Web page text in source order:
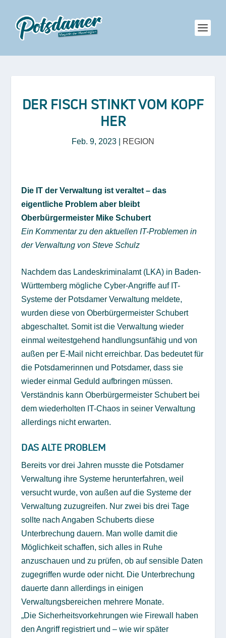
DER FISCH STINKT VOM KOPF
HER
Feb. 9, 2023 REGION
Die IT der Verwaltung ist veraltet – das
eigentliche Problem aber bleibt
Oberbürgermeister Mike Schubert
Ein Kommentar zu den aktuellen IT-Problemen in
der Verwaltung von Steve Schulz
Nachdem das Landeskriminalamt (LKA) in Baden-
Württemberg mögliche Cyber-Angriffe auf IT-
Systeme der Potsdamer Verwaltung meldete,
wurden diese von Oberbürgermeister Schubert
abgeschaltet. Somit ist die Verwaltung wieder
einmal weitestgehend handlungsunfähig und von
außen per E-Mail nicht erreichbar. Das bedeutet für
die Potsdamerinnen und Potsdamer, dass sie
wieder einmal Geduld aufbringen müssen.
Verständnis kann Oberbürgermeister Schubert bei
dem wiederholten IT-Chaos in seiner Verwaltung
allerdings nicht erwarten.
DAS ALTE PROBLEM
Bereits vor drei Jahren musste die Potsdamer
Verwaltung ihre Systeme herunterfahren, weil
versucht wurde, von außen auf die Systeme der
Verwaltung zuzugreifen. Nur zwei bis drei Tage
sollte nach Angaben Schuberts diese
Unterbrechung dauern. Man wolle damit die
Möglichkeit schaffen, sich alles in Ruhe
anzuschauen und zu prüfen, ob auf sensible Daten
zugegriffen wurde oder nicht. Die Unterbrechung
dauerte dann allerdings in einigen
Verwaltungsbereichen mehrere Monate.
„Die Sicherheitsvorkehrungen wie Firewall haben
den Angriff registriert und – wie wir später